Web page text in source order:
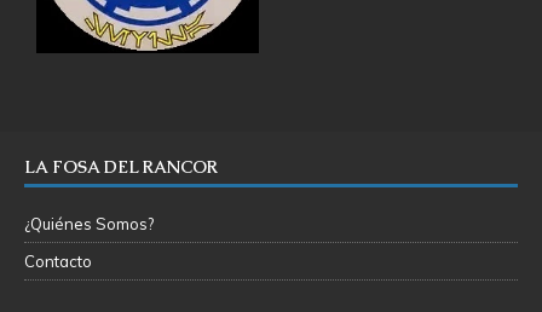
LA FOSA DEL RANCOR
¿Quiénes Somos?
Contacto